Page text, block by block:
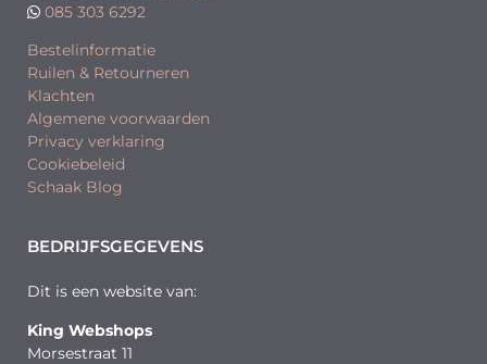
085 303 6292
Bestelinformatie
Ruilen & Retourneren
Klachten
Algemene voorwaarden
Privacy verklaring
Cookiebeleid
Schaak Blog
BEDRIJFSGEGEVENS
Dit is een website van:
King Webshops
Morsestraat 11